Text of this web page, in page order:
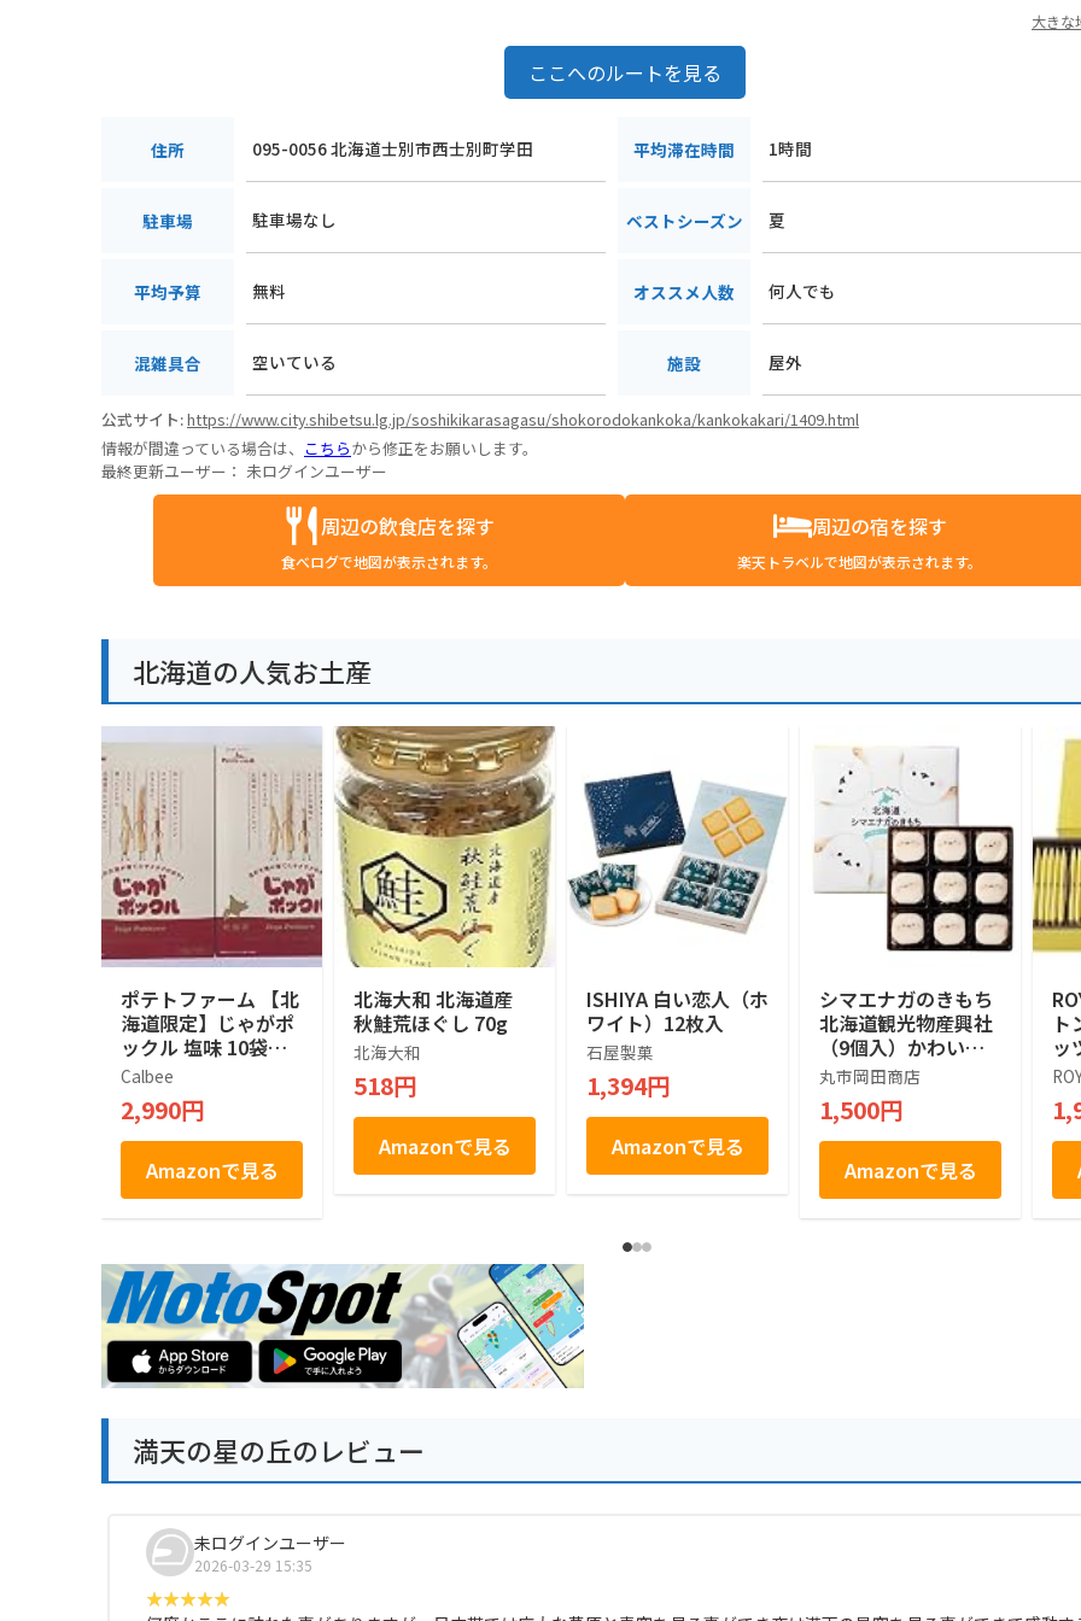
大きな
ここへのルートを見る
住所 095-0056 北海道士別市西士別町学田 平均滞在時間 1時間
駐車場 駐車場なし ベストシーズン 夏
平均予算 無料 オススメ人数 何人でも
混雑具合 空いている 施設 屋外
公式サイト:https://www.city.shibetsu.lg.jp/soshikikarasagasu/shokorodokankoka/kankokakari/1409.html
情報が間違っている場合は、 こちらから修正をお願いします。
最終更新ユーザー： 未ログインユーザー
周辺の飲食店を探す
食べログで地図が表示されます。
周辺の宿を探す
楽天トラベルで地図が表示されます。
北海道の人気お土産
ポテトファーム 【北
海道限定】じゃがポ
ックル 塩味 10袋入
×２箱
Calbee
2,990円
Amazonで見る
北海大和 北海道産
秋鮭荒ほぐし 70g
北海大和
518円
Amazonで見る
ISHIYA 白い恋人（ホ
ワイト）12枚入
石屋製菓
1,394円
Amazonで見る
シマエナガのきもち
北海道観光物産興社
（9個入）かわいい
シマエナガ (1箱)
丸市岡田商店
1,500円
Amazonで見る
ト
ッ
ツ]
満天の星の丘のレビュー
未ログインユーザー
2026-03-29 15:35